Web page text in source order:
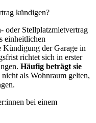
kündigen?
oder Stellplatzmietvertrag
einheitlichen
Kündigung der Garage in
richtet sich in erster
Häufig beträgt sie
als Wohnraum gelten,
bei einem